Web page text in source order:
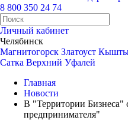
8 800 350 24 74
Личный кабинет
Челябинск
Магнитогорск Златоуст
Сатка Верхний Уфалей
Главная
Новости
В "Территории Бизнеса"
предпринимателя"